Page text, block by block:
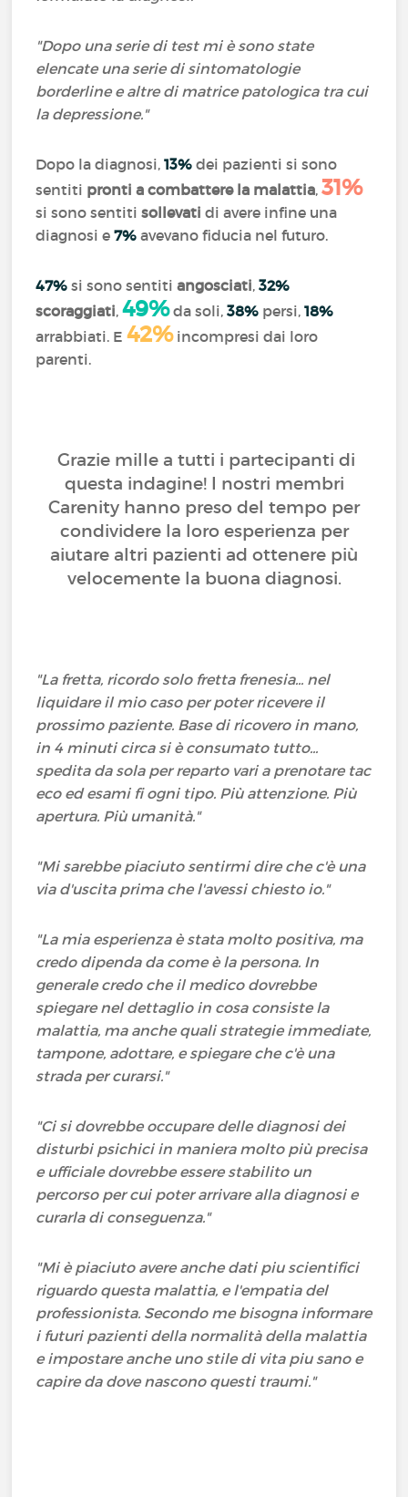
"Dopo una serie di test mi è sono state
elencate una serie di sintomatologie
borderline e altre di matrice patologica tra cui
la depressione."
Dopo la diagnosi,13% dei pazienti si sono
sentiti pronti a combattere la malattia,31%
si sono sentitisollevati di avere infine una
diagnosi e7% avevano fiducia nel futuro.
47% si sono sentitiangosciati, 32%
scoraggiati,49%da soli,38% persi,18%
arrabbiati. E42%incompresi dai loro
parenti.
Grazie mille a tutti i partecipanti di
questa indagine! I nostri membri
Carenity hanno preso del tempo per
condividere la loro esperienza per
aiutare altri pazienti ad ottenere più
velocemente la buona diagnosi.
"La fretta, ricordo solo fretta frenesia... nel
liquidare il mio caso per poter ricevere il
prossimo paziente. Base di ricovero in mano,
in 4 minuti circa si è consumato tutto...
spedita da sola per reparto vari a prenotare tac
eco ed esami fi ogni tipo. Più attenzione. Più
apertura. Più umanità."
"Mi sarebbe piaciuto sentirmi dire che c'è una
via d'uscita prima che l'avessi chiesto io."
"La mia esperienza è stata molto positiva, ma
credo dipenda da come è la persona. In
generale credo che il medico dovrebbe
spiegare nel dettaglio in cosa consiste la
malattia, ma anche quali strategie immediate,
tampone, adottare, e spiegare che c'è una
strada per curarsi."
"Ci si dovrebbe occupare delle diagnosi dei
disturbi psichici in maniera molto più precisa
e ufficiale dovrebbe essere stabilito un
percorso per cui poter arrivare alla diagnosi e
curarla di conseguenza."
"Mi è piaciuto avere anche dati piu scientifici
riguardo questa malattia, e l'empatia del
professionista. Secondo me bisogna informare
i futuri pazienti della normalità della malattia
e impostare anche uno stile di vita piu sano e
capire da dove nascono questi traumi."